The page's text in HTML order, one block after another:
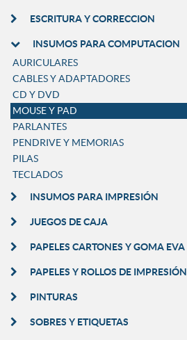
ESCRITURA Y CORRECCION
INSUMOS PARA COMPUTACION
AURICULARES
CABLES Y ADAPTADORES
CD Y DVD
MOUSE Y PAD
PARLANTES
PENDRIVE Y MEMORIAS
PILAS
TECLADOS
INSUMOS PARA IMPRESIÓN
JUEGOS DE CAJA
PAPELES CARTONES Y GOMA EVA
PAPELES Y ROLLOS DE IMPRESIÓN
PINTURAS
SOBRES Y ETIQUETAS